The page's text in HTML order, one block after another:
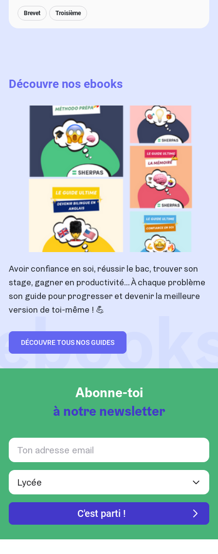
Brevet Troisième
Découvre nos ebooks
Avoir confiance en soi, réussir le bac, trouver son
stage, gagner en productivité… À chaque problème
son guide pour progresser et devenir la meilleure
version de toi-même ! 💪
DÉCOUVRE TOUS NOS GUIDES
Abonne-toi
à notre newsletter